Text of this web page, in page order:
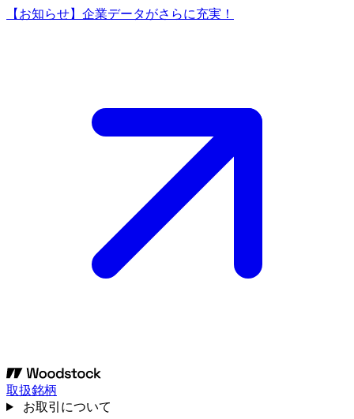
【お知らせ】企業データがさらに充実！
取扱銘柄
お取引について